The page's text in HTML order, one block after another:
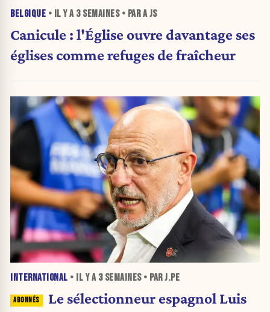
BELGIQUE • IL Y A 3 SEMAINES• PAR A JS
Canicule : l'Église ouvre davantage ses
églises comme refuges de fraîcheur
INTERNATIONAL • IL Y A 3 SEMAINES• PAR J.PE
Le sélectionneur espagnol Luis